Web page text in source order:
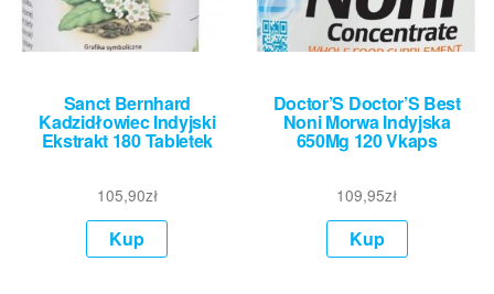
Sanct Bernhard
Kadzidłowiec Indyjski
Ekstrakt 180 Tabletek
105,90zł
Kup
Doctor’S Doctor’S Best
Noni Morwa Indyjska
650Mg 120 Vkaps
109,95zł
Kup